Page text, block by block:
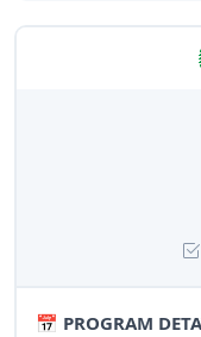
📅 PROGRAM